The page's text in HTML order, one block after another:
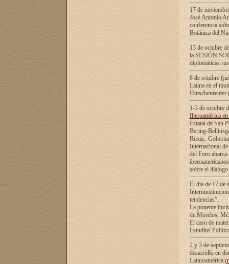
17 de
José Antonio
conferencia
Botánica del
13 de octubre
la SESIÓN
diplomáticas
8 de octubre
Latina en el
1-3 de octubre
Iberoamérica
Estatal de San
Bering-
Rusia,
Internacional
del Foro
sobre el
El dia de 17 de
tendencias”.
La ponente
de Morelos,
El caso de
Estudios
2 y 3 de
desarrollo en
Latinoamérica (